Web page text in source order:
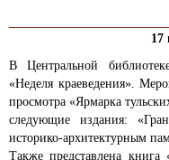
17
В Центральной
«Неделя краеведения».
просмотра «Ярмарка
следующие издания:
историко-архитектурным
Также представлена книга